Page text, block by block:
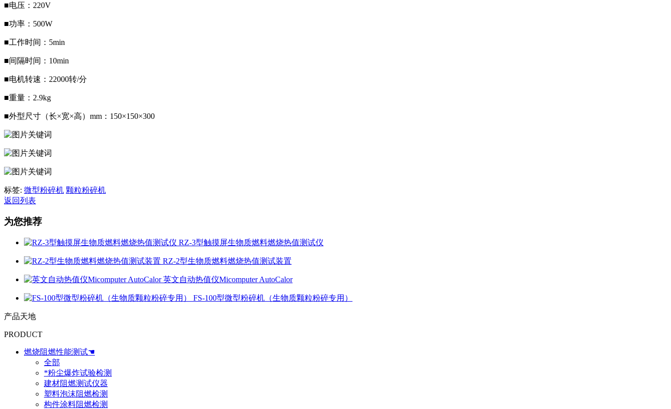
■电压：220V
■功率：500W
■工作时间：5min
■间隔时间：10min
■电机转速：22000转/分
■重量：2.9kg
■外型尺寸（长×宽×高）mm：150×150×300
标签: 微型粉碎机 颗粒粉碎机
返回列表
为您推荐
RZ-3型触摸屏生物质燃料燃烧热值测试仪
RZ-2型生物质燃料燃烧热值测试装置
英文自动热值仪Micomputer AutoCalor
FS-100型微型粉碎机（生物质颗粒粉碎专用）
产品天地
PRODUCT
燃烧阻燃性能测试☚
全部
*粉尘爆炸试验检测
建材阻燃测试仪器
塑料泡沫阻燃检测
构件涂料阻燃检测